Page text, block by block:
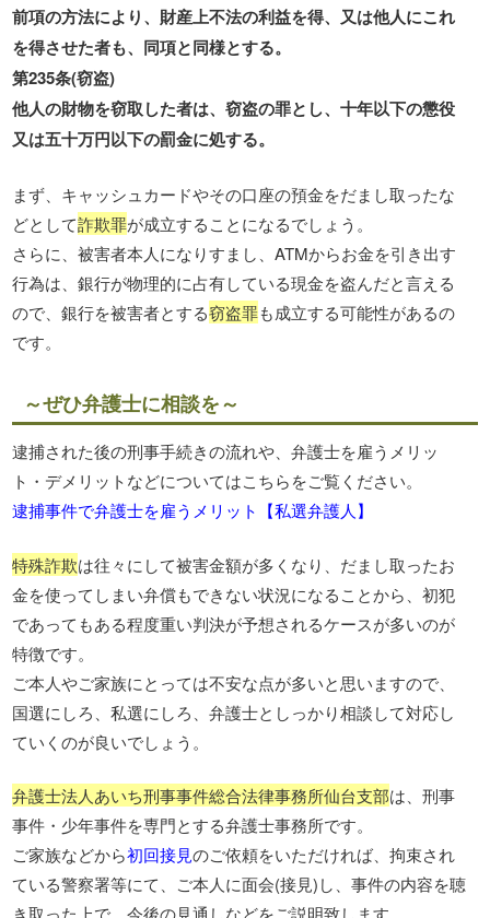
前項の方法により、財産上不法の利益を得、又は他人にこれ
を得させた者も、同項と同様とする。
第235条(窃盗)
他人の財物を窃取した者は、窃盗の罪とし、十年以下の懲役
又は五十万円以下の罰金に処する。
まず、キャッシュカードやその口座の預金をだまし取ったな
どとして詐欺罪が成立することになるでしょう。
さらに、被害者本人になりすまし、ATMからお金を引き出す
行為は、銀行が物理的に占有している現金を盗んだと言える
ので、銀行を被害者とする窃盗罪も成立する可能性があるの
です。
～ぜひ弁護士に相談を～
逮捕された後の刑事手続きの流れや、弁護士を雇うメリッ
ト・デメリットなどについてはこちらをご覧ください。
逮捕事件で弁護士を雇うメリット【私選弁護人】
特殊詐欺は往々にして被害金額が多くなり、だまし取ったお
金を使ってしまい弁償もできない状況になることから、初犯
であってもある程度重い判決が予想されるケースが多いのが
特徴です。
ご本人やご家族にとっては不安な点が多いと思いますので、
国選にしろ、私選にしろ、弁護士としっかり相談して対応し
ていくのが良いでしょう。
弁護士法人あいち刑事事件総合法律事務所仙台支部は、刑事
事件・少年事件を専門とする弁護士事務所です。
ご家族などから初回接見のご依頼をいただければ、拘束され
ている警察署等にて、ご本人に面会(接見)し、事件の内容を聴
き取った上で、今後の見通しなどをご説明致します。